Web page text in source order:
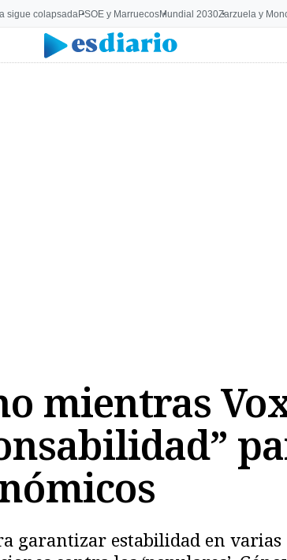
sigue colapsadaPSOE y MarruecosMundial 2030Zarzuela y
mientras
garantizar estabilidad en varias